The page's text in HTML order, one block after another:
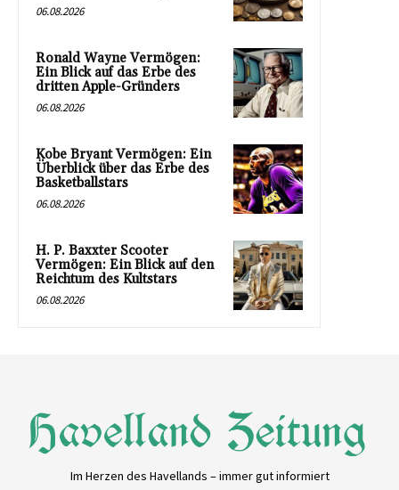
06.08.2026
Ronald Wayne Vermögen:
Ein Blick auf das Erbe des
dritten Apple-Gründers
06.08.2026
Kobe Bryant Vermögen: Ein
Überblick über das Erbe des
Basketballstars
06.08.2026
H. P. Baxxter Scooter
Vermögen: Ein Blick auf den
Reichtum des Kultstars
06.08.2026
Im Herzen des Havellands – immer gut informiert